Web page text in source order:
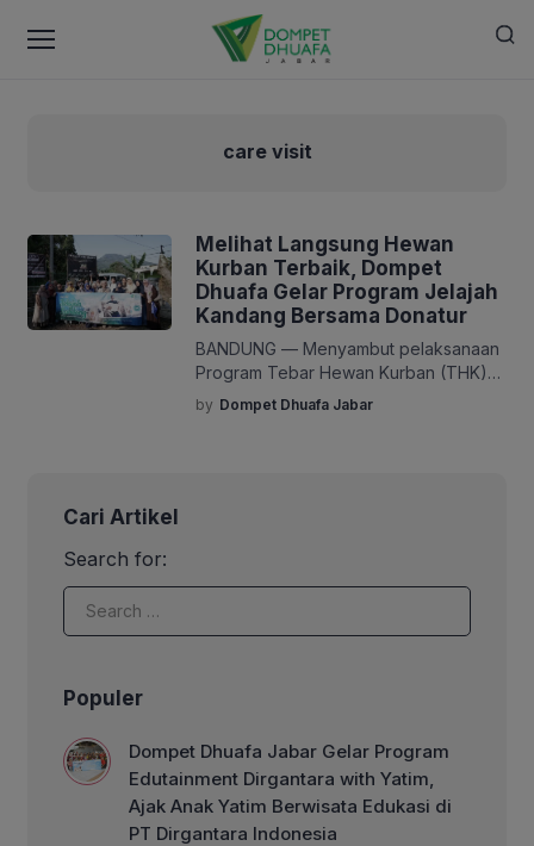
care visit
Melihat Langsung Hewan
Kurban Terbaik, Dompet
Dhuafa Gelar Program Jelajah
Kandang Bersama Donatur
BANDUNG — Menyambut pelaksanaan
Program Tebar Hewan Kurban (THK)
1447 H, Dompet Dhuafa terus
memperkuat edukasi kepada
Ujungberung, Kota Bandung, pada
dengan sesi berbagi […]
by Dompet Dhuafa Jabar
Cari Artikel
Search for:
Populer
Dompet Dhuafa Jabar Gelar Program
Edutainment Dirgantara with Yatim,
Ajak Anak Yatim Berwisata Edukasi di
PT Dirgantara Indonesia